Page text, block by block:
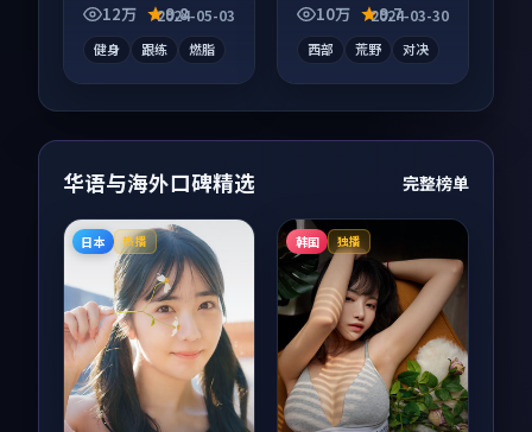
凑信息量大，适合沉
12万 9.8
2024-05-03
健身 跟练 燃脂
酵，适合周末一口气
10万 9.7
2024-03-30
西部 荒野 对决
华语与海外口碑精选 完整榜单
日本 热播 韩国 独播